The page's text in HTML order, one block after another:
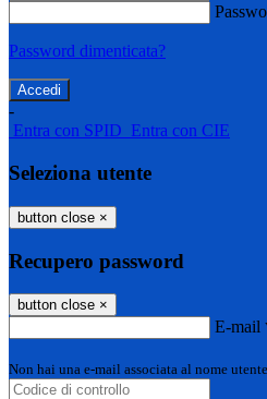
Password dimenticata?
-
Entra con SPID Entra con CIE
Seleziona utente
button close ×
Recupero password
button close ×
E-mail
Non hai una e-mail associata al nome